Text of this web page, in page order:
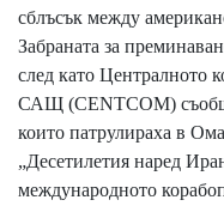
сблъсък между
Забраната за
след като Централното
САЩ (CENTCOM)
които патрулираха в
„Десетилетия наред
международното